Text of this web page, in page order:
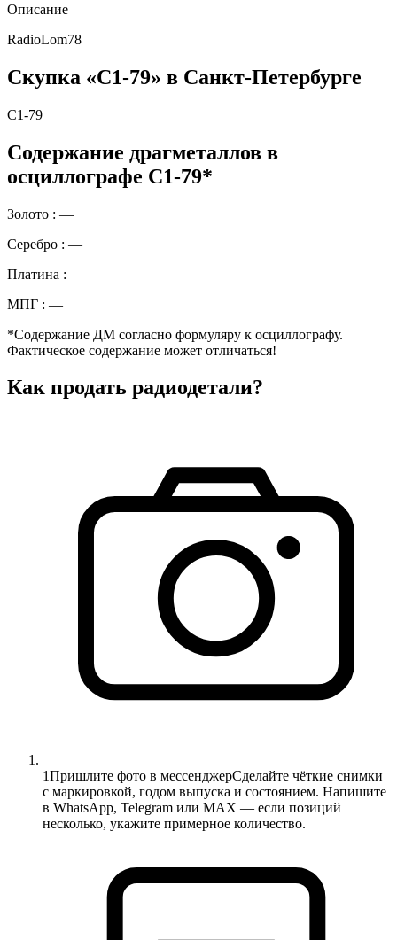
Описание
RadioLom78
Скупка «С1-79» в Санкт-Петербурге
С1-79
Содержание драгметаллов в
осциллографе С1-79*
Золото : —
Серебро : —
Платина : —
МПГ : —
*Содержание ДМ согласно формуляру к осциллографу.
Фактическое содержание может отличаться!
Как продать радиодетали?
1Пришлите фото в мессенджерСделайте чёткие снимки
с маркировкой, годом выпуска и состоянием. Напишите
в WhatsApp, Telegram или MAX — если позиций
несколько, укажите примерное количество.